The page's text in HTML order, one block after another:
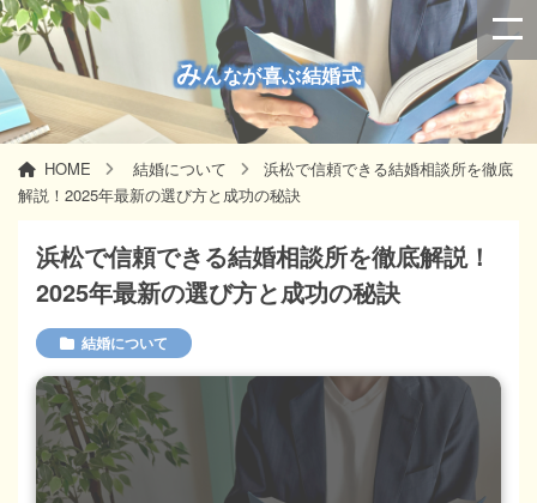
みんなが喜ぶ結婚式
HOME 結婚について
浜松で信頼できる結婚相談所を徹底
解説！2025年最新の選び方と成功の秘訣
浜松で信頼できる結婚相談所を徹底解説！
2025年最新の選び方と成功の秘訣
結婚について